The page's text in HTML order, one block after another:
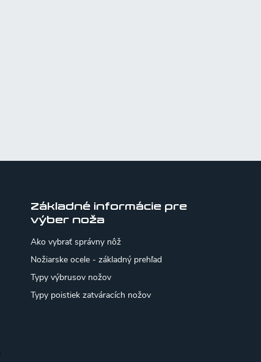
Základné informácie pre
výber noža
Ako vybrať správny nôž
Nožiarske ocele - základný prehľad
Typy výbrusov nožov
Typy poistiek zatváracích nožov